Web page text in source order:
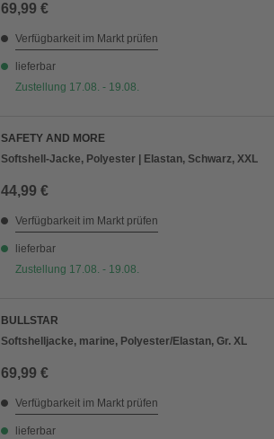
69,99 €
Verfügbarkeit im Markt prüfen
lieferbar
Zustellung 17.08. - 19.08.
SAFETY AND MORE
Softshell-Jacke, Polyester | Elastan, Schwarz, XXL
44,99 €
Verfügbarkeit im Markt prüfen
lieferbar
Zustellung 17.08. - 19.08.
BULLSTAR
Softshelljacke, marine, Polyester/Elastan, Gr. XL
69,99 €
Verfügbarkeit im Markt prüfen
lieferbar